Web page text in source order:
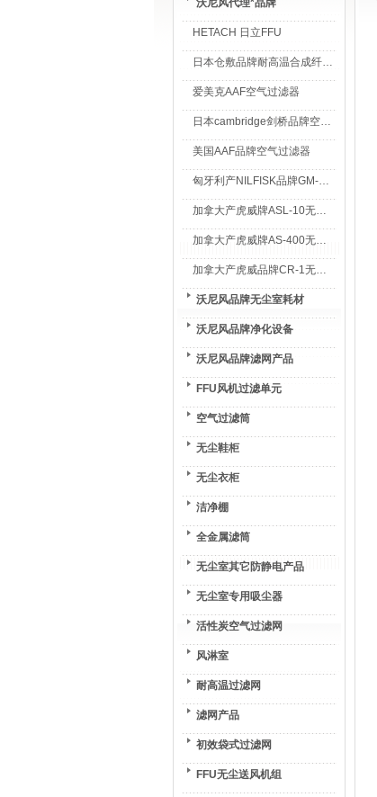
沃尼风代理*品牌
HETACH 日立FFU
日本仓敷品牌耐高温合成纤维过滤棉
爱美克AAF空气过滤器
日本cambridge剑桥品牌空气过滤器
美国AAF品牌空气过滤器
匈牙利产NILFISK品牌GM-80无尘室专用吸尘器
加拿大产虎威牌ASL-10无尘室专用吸尘器
加拿大产虎威牌AS-400无尘室专用吸尘器
加拿大产虎威品牌CR-1无尘室专用吸尘器
沃尼风品牌无尘室耗材
沃尼风品牌净化设备
沃尼风品牌滤网产品
FFU风机过滤单元
空气过滤筒
无尘鞋柜
无尘衣柜
洁净棚
全金属滤筒
无尘室其它防静电产品
无尘室专用吸尘器
活性炭空气过滤网
风淋室
耐高温过滤网
滤网产品
初效袋式过滤网
FFU无尘送风机组